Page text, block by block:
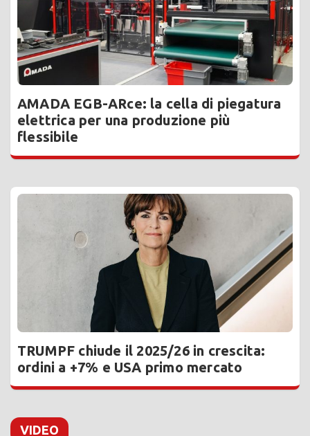
AMADA EGB-ARce: la cella di piegatura
elettrica per una produzione più
flessibile
TRUMPF chiude il 2025/26 in crescita:
ordini a +7% e USA primo mercato
VIDEO